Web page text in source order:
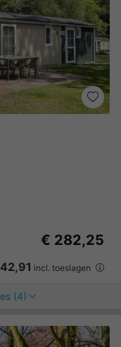
€ 282,25
incl. toeslagen
(4)